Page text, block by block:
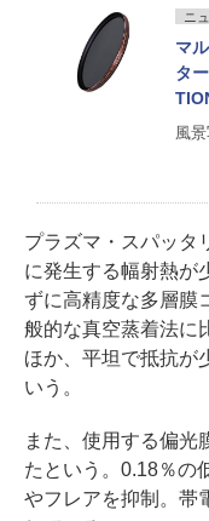
ニ
マ
タ
風
プラズマ・スパッタ
に発生する幅射熱が
ずに高精度な多層膜
般的な真空蒸着法に
ほか、平坦で抵抗が
いう。
また、使用する偏光
たという。0.18％の
やフレアを抑制。帯